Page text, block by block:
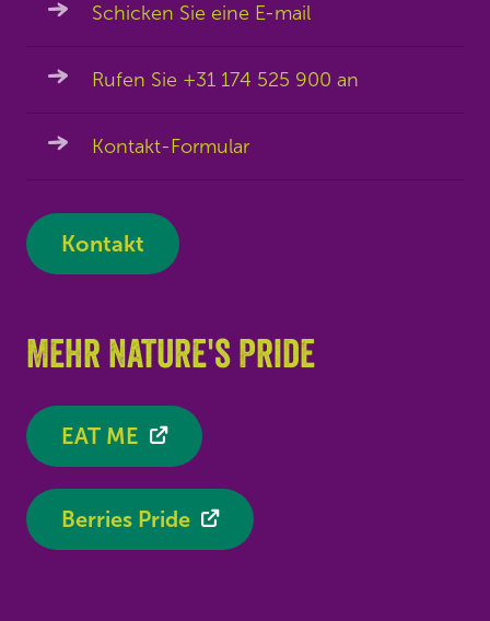
Schicken Sie eine E-mail
Rufen Sie +31 174 525 900 an
Kontakt-Formular
Kontakt
Mehr Nature's Pride
EAT ME
Berries Pride